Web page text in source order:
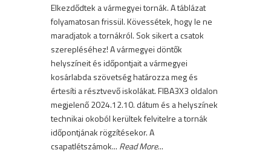
Elkezdődtek a vármegyei tornák. A táblázat
folyamatosan frissül. Kövessétek, hogy le ne
maradjatok a tornákról. Sok sikert a csatok
szerepléséhez! A vármegyei döntők
helyszíneit és időpontjait a vármegyei
kosárlabda szövetség határozza meg és
értesíti a résztvevő iskolákat. FIBA3X3 oldalon
megjelenő 2024.12.10. dátum és a helyszínek
technikai okoból kerültek felvitelre a tornák
időpontjának rögzítésekor. A
csapatlétszámok... Read More...